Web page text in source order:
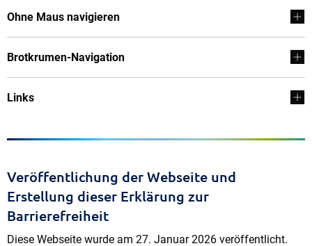
Ohne Maus navigieren
Brotkrumen-Navigation
Links
Veröffentlichung der Webseite und
Erstellung dieser Erklärung zur
Barrierefreiheit
Diese Webseite wurde am 27. Januar 2026 veröffentlicht.